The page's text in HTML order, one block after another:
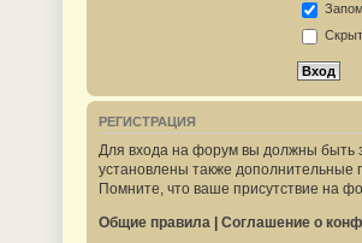
РЕГИСТРАЦИЯ
Для входа на форум вы должны быть
установлены также дополнительные
Помните, что ваше присутствие на
Общие правила | Соглашение о